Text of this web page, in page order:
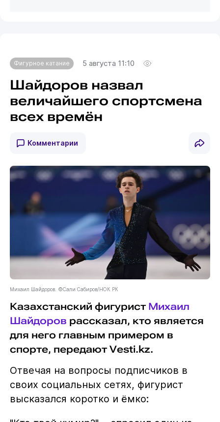
Фигурное катание 5 августа 11:10
Шайдоров назвал
величайшего спортсмена
всех времён
Комментарии
Михаил Шайдоров. ©Сали Сабиров/НОК РК
Казахстанский фигурист Михаил
Шайдоров рассказал, кто является
для него главным примером в
спорте, передают Vesti.kz.
Отвечая на вопросы подписчиков в
своих социальных сетях, фигурист
высказался коротко и ёмко: